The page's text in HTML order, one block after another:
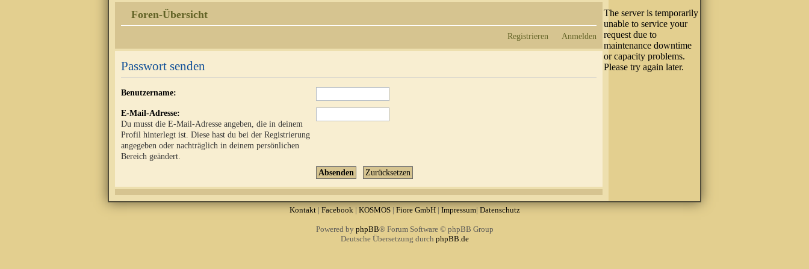
Foren-Übersicht
Registrieren Anmelden
Passwort senden
Benutzername:
E-Mail-Adresse:
Du musst die E-Mail-Adresse angeben, die in deinem
Profil hinterlegt ist. Diese hast du bei der Registrierung
angegeben oder nachträglich in deinem persönlichen
Bereich geändert.
Kontakt| Facebook | KOSMOS| Fiore GmbH| Impressum| Datenschutz
Powered by phpBB® Forum Software © phpBB Group
Deutsche Übersetzung durch phpBB.de